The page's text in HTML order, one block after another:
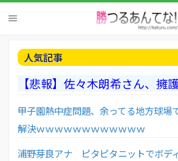
人気記事
【悲報】佐々木朗希さん、擁
甲子園熱中症問題、余ってる地方球場
解決ｗｗｗｗｗｗｗｗｗｗｗｗ
浦野芽良アナ ピタピタニットでボデ